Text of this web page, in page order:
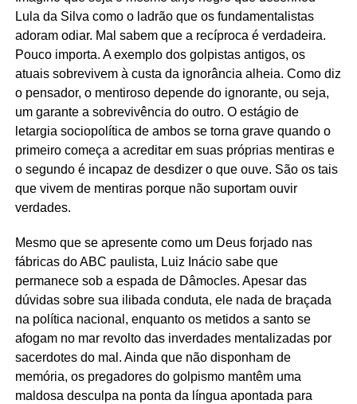
Lula da Silva como o ladrão que os fundamentalistas
adoram odiar. Mal sabem que a recíproca é verdadeira.
Pouco importa. A exemplo dos golpistas antigos, os
atuais sobrevivem à custa da ignorância alheia. Como diz
o pensador, o mentiroso depende do ignorante, ou seja,
um garante a sobrevivência do outro. O estágio de
letargia sociopolítica de ambos se torna grave quando o
primeiro começa a acreditar em suas próprias mentiras e
o segundo é incapaz de desdizer o que ouve. São os tais
que vivem de mentiras porque não suportam ouvir
verdades.
Mesmo que se apresente como um Deus forjado nas
fábricas do ABC paulista, Luiz Inácio sabe que
permanece sob a espada de Dâmocles. Apesar das
dúvidas sobre sua ilibada conduta, ele nada de braçada
na política nacional, enquanto os metidos a santo se
afogam no mar revolto das inverdades mentalizadas por
sacerdotes do mal. Ainda que não disponham de
memória, os pregadores do golpismo mantêm uma
maldosa desculpa na ponta da língua apontada para